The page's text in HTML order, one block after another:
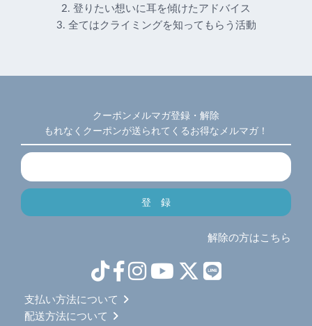
2. 登りたい想いに耳を傾けたアドバイス
3. 全てはクライミングを知ってもらう活動
クーポンメルマガ登録・解除
もれなくクーポンが送られてくるお得なメルマガ！
解除の方はこちら
支払い方法について
配送方法について